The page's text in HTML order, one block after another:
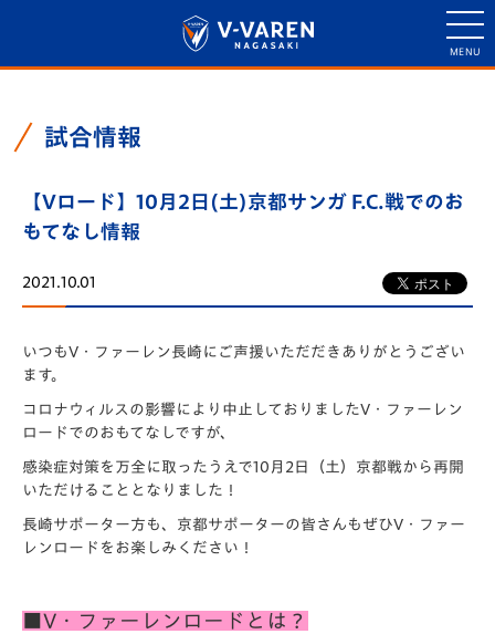
試合情報
【Vロード】10月2日(土)京都サンガ F.C.戦でのお
もてなし情報
2021.10.01
いつもV・ファーレン長崎にご声援いただだきありがとうござい
ます。
コロナウィルスの影響により中止しておりましたV・ファーレン
ロードでのおもてなしですが、
感染症対策を万全に取ったうえで10月2日（土）京都戦から再開
いただけることとなりました！
長崎サポーター方も、京都サポーターの皆さんもぜひV・ファー
レンロードをお楽しみください！
■V・ファーレンロードとは？